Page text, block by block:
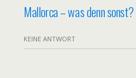
Mallorca – was denn sonst?
KEINE ANTWORT